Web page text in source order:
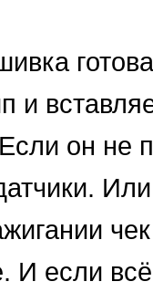
и
он не
И если